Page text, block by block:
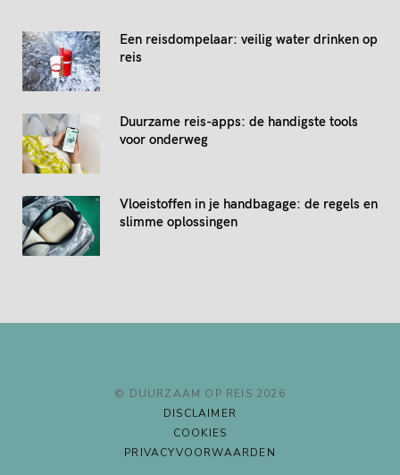
Een reisdompelaar: veilig water drinken op
reis
Duurzame reis-apps: de handigste tools
voor onderweg
Vloeistoffen in je handbagage: de regels en
slimme oplossingen
© DUURZAAM OP REIS 2026
DISCLAIMER
COOKIES
PRIVACYVOORWAARDEN